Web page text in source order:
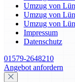
Umzug von
Umzug von
Umzug von
Impressum
Datenschutz
01579-2648210
Angebot anfordern